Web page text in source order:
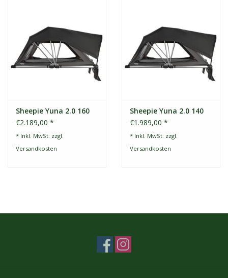
Sheepie Yuna 2.0 160
€2.189,00 *
* Inkl. MwSt. zzgl.
Versandkosten
Sheepie Yuna 2.0 140
€1.989,00 *
* Inkl. MwSt. zzgl.
Versandkosten